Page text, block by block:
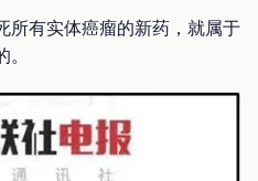
所有实体癌瘤的新药，就属于